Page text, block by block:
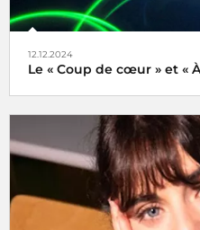
12.12.2024
Le « Coup de cœur » et «
Tels des oiseaux migrateurs
2024 retrouvez nos
non plus ici (sur
plateforme